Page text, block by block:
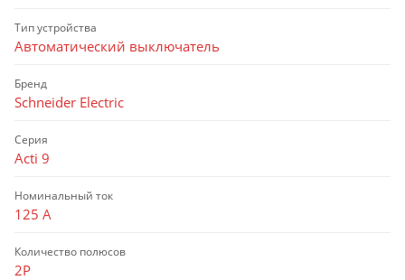
Тип устройства
Автоматический выключатель
Бренд
Schneider Electric
Серия
Acti 9
Номинальный ток
125 А
Количество полюсов
2P